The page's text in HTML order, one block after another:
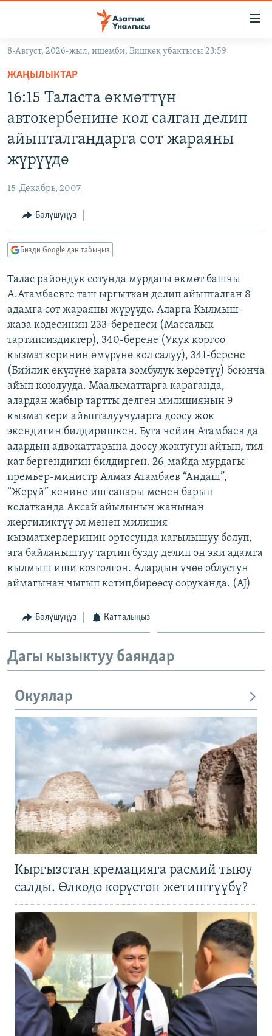
Навигацияга
өтүңүз
салыңыз
САЯСАТ
ДҮЙНӨ
УКРАИНА
БҮГҮН АЗАТТЫКТА
ЭКСПЕРТТЕР ТАЛДАЙТ
БИЗ ЖАНА ДҮЙНӨ
ЭЖЕ-СИҢДИЛЕР
АЗАТТЫК+
ЫҢГАЙСЫЗ СУРООЛОР
ПОДКАСТ
ӨЗГӨЧӨ ПИКИР
Русский
ОНЛАЙН ШЕРИНЕ
ЭЕ/АРнун бардык сайттары
8-Август, 2026-жыл, ишемби, Бишкек убактысы 23:59
ЖАҢЫЛЫКТАР
16:15 Таласта өкмөттүн
автокербенине кол салган делип
айыпталгандарга сот жараяны
жүрүүдө
15-Декабрь, 2007
Бөлүшүңүз
Бизди Google'дан табыңыз
Талас райондук сотунда мурдагы өкмөт башчы
А.Атамбаевге таш ыргыткан делип айыпталган 8
адамга сот жараяны жүрүүдө. Аларга Кылмыш-
жаза кодесинин 233-беренеси (Массалык
тартипсиздиктер), 340-берене (Укук коргоо
кызматкеринин өмүрүнө кол салуу), 341-берене
(Бийлик өкүлүнө карата зомбулук көрсөтүү) боюнча
айып коюлууда. Маалыматтарга караганда,
алардан жабыр тартты делген милициянын 9
кызматкери айыпталуучуларга доосу жок
экендигин билдиришкен. Буга чейин Атамбаев да
алардын адвокаттарына доосу жоктугун айтып, тил
кат бергендигин билдирген. 26-майда мурдагы
премьер-министр Алмаз Атамбаев “Андаш”,
“Жерүй” кенине иш сапары менен барып
келатканда Аксай айылынын жанынан
жергиликтүү эл менен милиция
кызматкерлеринин ортосунда кагылышуу болуп,
ага байланыштуу тартип бузду делип он эки адамга
кылмыш иши козголгон. Алардын үчөө облустун
аймагынан чыгып кетип,бирөөсү ооруканда. (AJ)
Бөлүшүңүз Катталыңыз
Дагы кызыктуу баяндар
Окуялар
Кыргызстан кремацияга расмий тыюу
салды. Өлкөдө көрүстөн жетиштүүбү?